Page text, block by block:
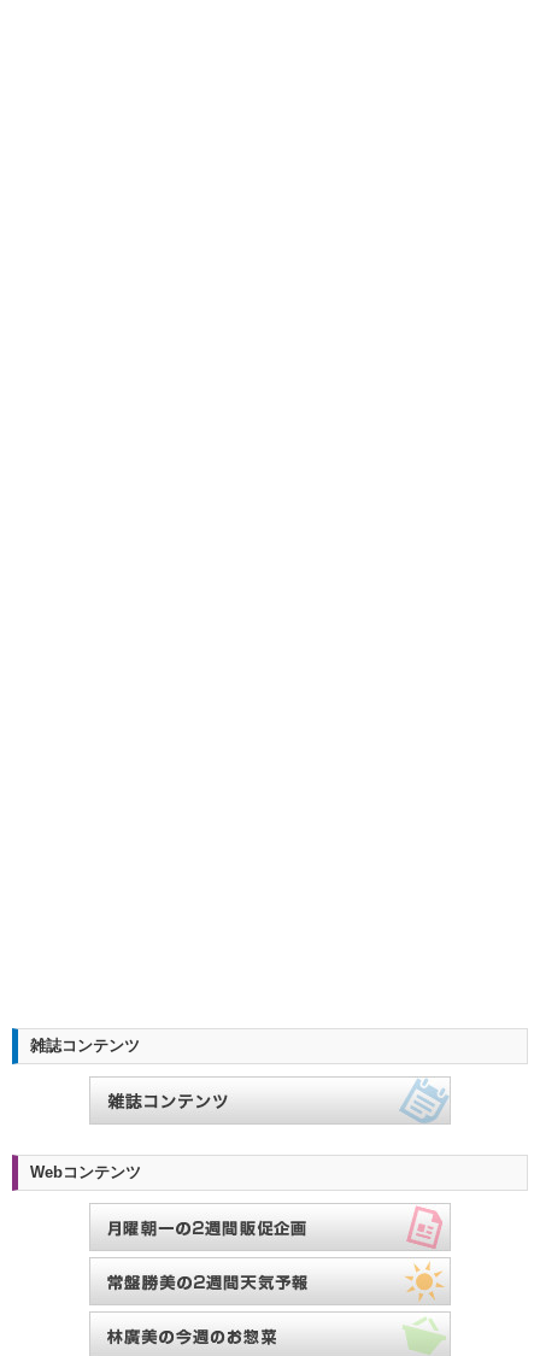
雑誌コンテンツ
Webコンテンツ